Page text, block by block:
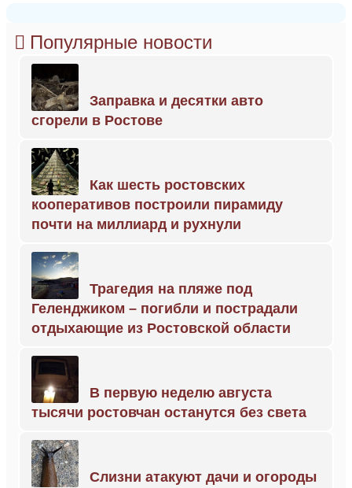
Популярные новости
Заправка и десятки авто
сгорели в Ростове
Как шесть ростовских
кооперативов построили пирамиду
почти на миллиард и рухнули
Трагедия на пляже под
Геленджиком – погибли и пострадали
отдыхающие из Ростовской области
В первую неделю августа
тысячи ростовчан останутся без света
Слизни атакуют дачи и огороды